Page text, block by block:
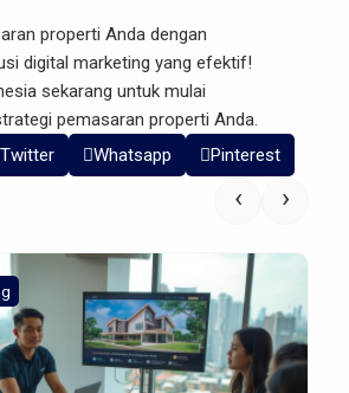
properti Anda dengan
digital marketing yang efektif!
sekarang untuk mulai
pemasaran properti Anda.
Twitter Whatsapp Pinterest
‹ ›